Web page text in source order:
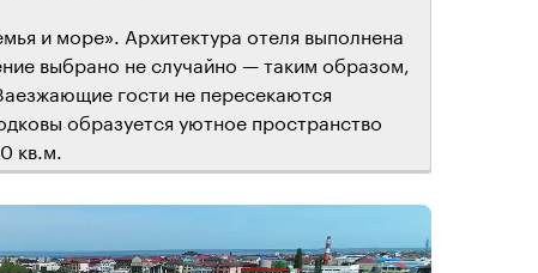
и море». Архитектура отеля выполнена
выбрано не случайно — таким образом,
гости не пересекаются
образуется уютное пространство
кв.м.